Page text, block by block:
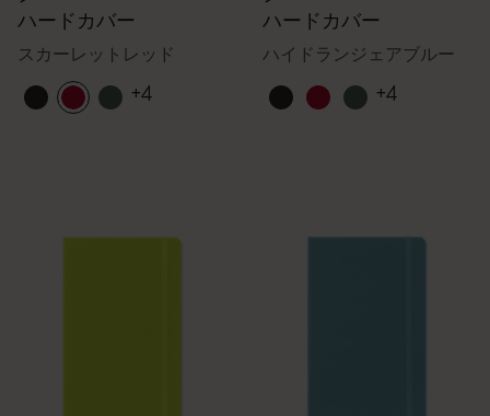
ハードカバー
スカーレットレッド
+4
ハードカバー
ハイドランジェアブルー
+4